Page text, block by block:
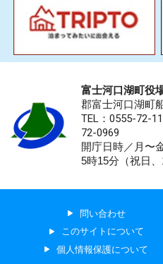
富士河口湖町役
郡富士河口湖町
TEL：0555-72-
72-0969
開庁日時／月〜
5時15分（祝日、
問い合わせ
このサイトについて
個人情報保護について